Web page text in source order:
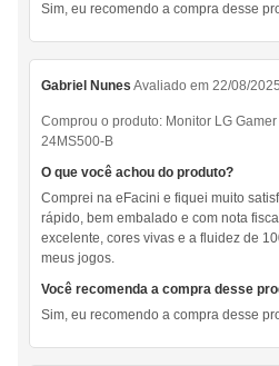
Sim, eu recomendo a compra desse
Gabriel Nunes Avaliado em 22/08/2025
Comprou o produto: Monitor LG
24MS500-B
O que você achou do produto?
Comprei na eFacini e fiquei muito
rápido, bem embalado e com nota
excelente, cores vivas e a fluidez de
meus jogos.
Você recomenda a compra desse
Sim, eu recomendo a compra desse